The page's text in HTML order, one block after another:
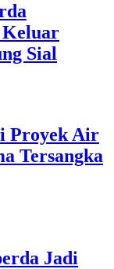
Keluar
Sial
Proyek Air
Tersangka
Jadi